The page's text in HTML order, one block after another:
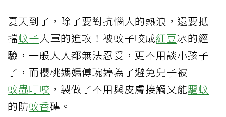
夏天到了，除了要對抗惱人的熱浪，還要抵
擋蚊子大軍的進攻！被蚊子咬成紅豆冰的經
驗，一般大人都無法忍受，更不用談小孩子
了，而櫻桃媽媽傅琬婷為了避免兒子被
蚊蟲叮咬 ，製做了不用與皮膚接觸又能驅蚊
的防蚊香磚。